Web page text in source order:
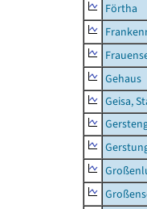
Förtha
Gehaus
Geisa,